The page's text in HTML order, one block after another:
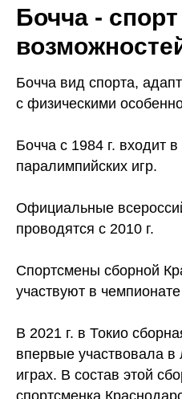
Бочча -
Бочча вид спорта,
с физическими
Бочча с 1984 г. входит
паралимпийских игр.
Официальные
проводятся с 2010 г.
Спортсмены сборной
участвуют в
В 2021 г. в Токио
впервые участвовала в
играх. В состав этой
спортсменка